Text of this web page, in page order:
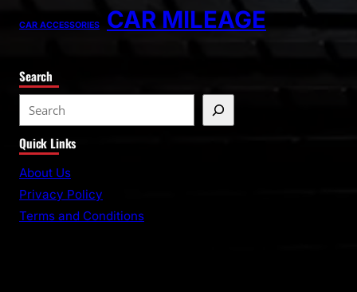
CAR ACCESSORIES CAR MILEAGE
Search
Quick Links
About Us
Privacy Policy
Terms and Conditions